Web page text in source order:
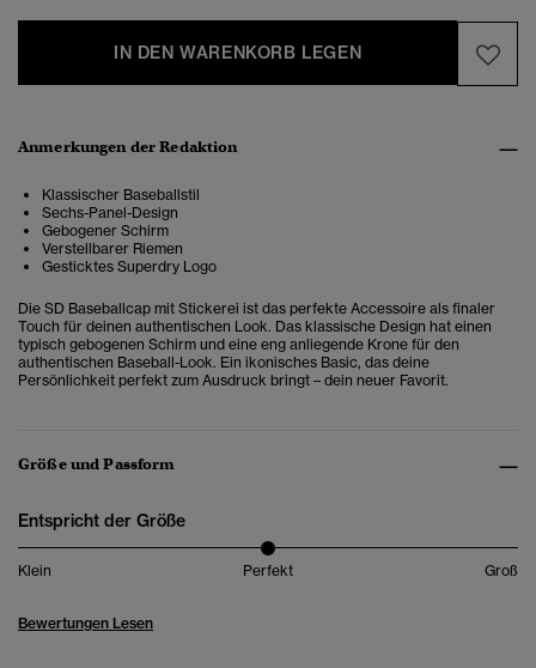
IN DEN WARENKORB LEGEN
Anmerkungen der Redaktion
Klassischer Baseballstil
Sechs-Panel-Design
Gebogener Schirm
Verstellbarer Riemen
Gesticktes Superdry Logo
Die SD Baseballcap mit Stickerei ist das perfekte Accessoire als finaler
Touch für deinen authentischen Look. Das klassische Design hat einen
typisch gebogenen Schirm und eine eng anliegende Krone für den
authentischen Baseball-Look. Ein ikonisches Basic, das deine
Persönlichkeit perfekt zum Ausdruck bringt – dein neuer Favorit.
Größe und Passform
Entspricht der Größe
Klein Perfekt Groß
Bewertungen Lesen